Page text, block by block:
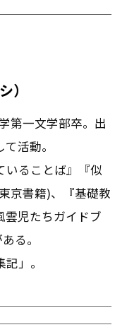
）
第一文学部卒。出
活動。
いることば』『似
京書籍)、『基礎教
雲児たちガイドブ
る。
」。